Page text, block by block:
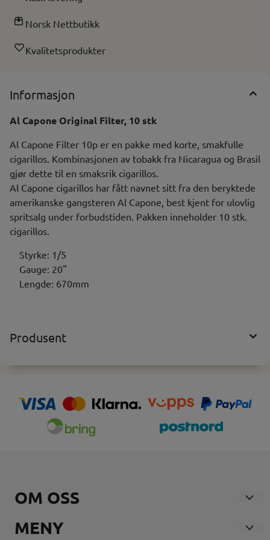
Norsk Nettbutikk
Kvalitetsprodukter
Informasjon
Al Capone Original Filter, 10 stk
Al Capone Filter 10p er en pakke med korte, smakfulle
cigarillos. Kombinasjonen av tobakk fra Nicaragua og Brasil
gjør dette til en smaksrik cigarillos.
Al Capone cigarillos har fått navnet sitt fra den beryktede
amerikanske gangsteren Al Capone, best kjent for ulovlig
spritsalg under forbudstiden. Pakken inneholder 10 stk.
cigarillos.
Styrke: 1/5
Gauge: 20"
Lengde: 670mm
Produsent
OM OSS
Nosmoke AS
MENY